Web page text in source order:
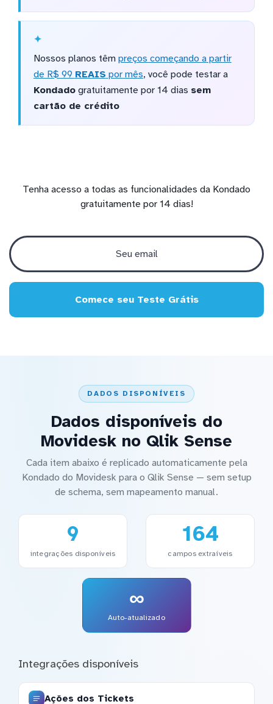
Nossos planos têm preços começando a partir
de R$ 99 REAIS por mês, você pode testar a
Kondadogratuitamente por 14 dias sem
cartão de crédito
Tenha acesso a todas as funcionalidades da Kondado
gratuitamente por 14 dias!
Comece seu Teste Grátis
DADOS DISPONÍVEIS
Dados disponíveis do
Movidesk no Qlik Sense
Cada item abaixo é replicado automaticamente pela
Kondado do Movidesk para o Qlik Sense — sem setup
de schema, sem mapeamento manual.
9
integrações disponíveis
164
campos extraíveis
∞
Auto-atualizado
Integrações disponíveis
Ações dos Tickets